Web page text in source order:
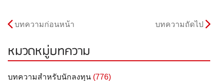
บทความก่อนหน้า บทความถัดไป
หมวดหมู่บทความ
บทความสำหรับนักลงทุน (776)